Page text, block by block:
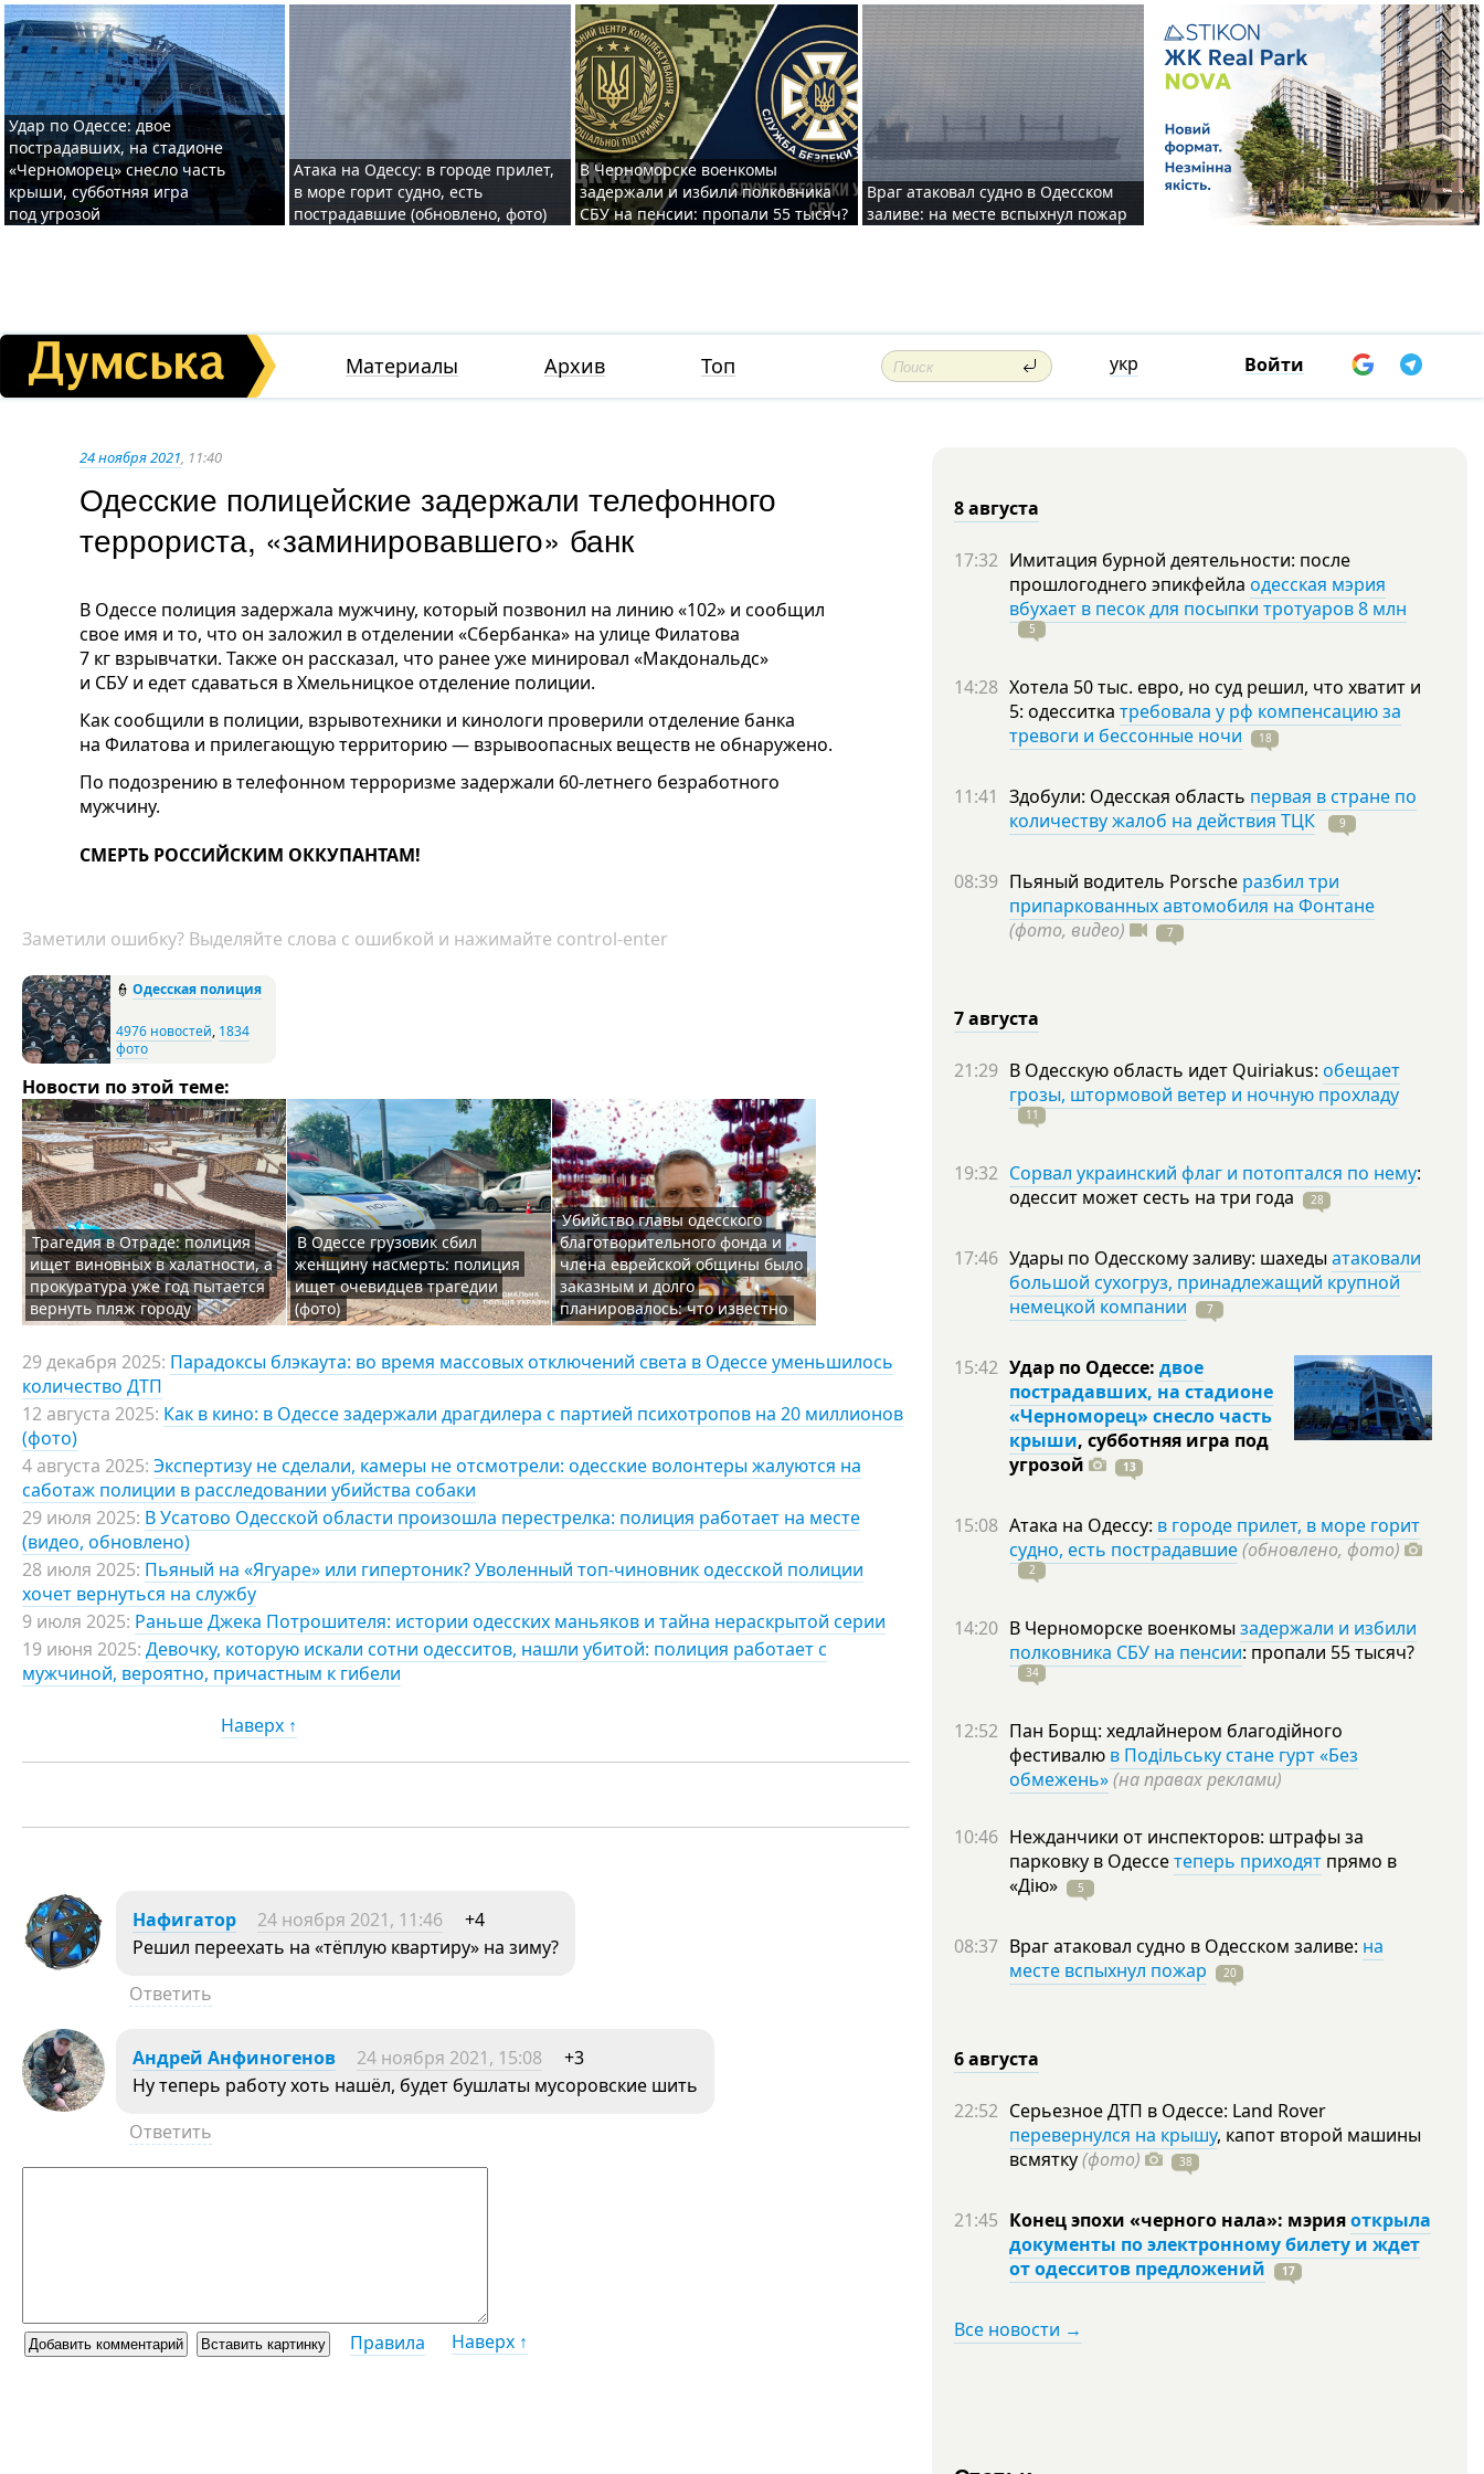
Удар по Одессе: двое
пострадавших, на стадионе
«Черноморец» снесло часть
крыши, субботняя игра
под угрозой
Атака на Одессу: в городе прилет,
в море горит судно, есть
пострадавшие (обновлено, фото)
В Черноморске военкомы
задержали и избили полковника
СБУ на пенсии: пропали 55 тысяч?
Враг атаковал судно в Одесском
заливе: на месте вспыхнул пожар
Материалы Архив Топ укр Войти
24 ноября 2021, 11:40
Одесские полицейские задержали телефонного
террориста, «заминировавшего» банк
В Одессе полиция задержала мужчину, который позвонил на линию «102» и сообщил
свое имя и то, что он заложил в отделении «Сбербанка» на улице Филатова
7 кг взрывчатки. Также он рассказал, что ранее уже минировал «Макдональдс»
и СБУ и едет сдаваться в Хмельницкое отделение полиции.
Как сообщили в полиции, взрывотехники и кинологи проверили отделение банка
на Филатова и прилегающую территорию — взрывоопасных веществ не обнаружено.
По подозрению в телефонном терроризме задержали 60-летнего безработного
мужчину.
СМЕРТЬ РОССИЙСКИМ ОККУПАНТАМ!
Заметили ошибку? Выделяйте слова с ошибкой и нажимайте control-enter
👮 Одесская полиция
4976 новостей, 1834
фото
Новости по этой теме:
Трагедия в Отраде: полиция
ищет виновных в халатности, а
прокуратура уже год пытается
вернуть пляж городу
В Одессе грузовик сбил
женщину насмерть: полиция
ищет очевидцев трагедии
(фото)
Убийство главы одесского
благотворительного фонда и
члена еврейской общины было
заказным и долго
планировалось: что известно
29 декабря 2025: Парадоксы блэкаута: во время массовых отключений света в Одессе уменьшилось
количество ДТП
12 августа 2025: Как в кино: в Одессе задержали драгдилера с партией психотропов на 20 миллионов
(фото)
4 августа 2025: Экспертизу не сделали, камеры не отсмотрели: одесские волонтеры жалуются на
саботаж полиции в расследовании убийства собаки
29 июля 2025: В Усатово Одесской области произошла перестрелка: полиция работает на месте
(видео, обновлено)
28 июля 2025: Пьяный на «Ягуаре» или гипертоник? Уволенный топ-чиновник одесской полиции
хочет вернуться на службу
9 июля 2025: Раньше Джека Потрошителя: истории одесских маньяков и тайна нераскрытой серии
19 июня 2025: Девочку, которую искали сотни одесситов, нашли убитой: полиция работает с
мужчиной, вероятно, причастным к гибели
Наверх ↑
Нафигатор 24 ноября 2021, 11:46
+4
Решил переехать на «тёплую квартиру» на зиму?
Ответить
Андрей Анфиногенов 24 ноября 2021, 15:08
+3
Ну теперь работу хоть нашёл, будет бушлаты мусоровские шить
Ответить
Правила Наверх ↑
8 августа
17:32 Имитация бурной деятельности: после
прошлогоднего эпикфейла одесская мэрия
вбухает в песок для посыпки тротуаров 8 млн
5
14:28 Хотела 50 тыс. евро, но суд решил, что хватит и
5: одесситка требовала у рф компенсацию за
тревоги и бессонные ночи
18
11:41 Здобули: Одесская область первая в стране по
количеству жалоб на действия ТЦК
9
08:39 Пьяный водитель Porsche разбил три
припаркованных автомобиля на Фонтане
(фото, видео)
7
7 августа
21:29 В Одесскую область идет Quiriakus: обещает
грозы, штормовой ветер и ночную прохладу
11
19:32 Сорвал украинский флаг и потоптался по нему:
одессит может сесть на три года 28
17:46 Удары по Одесскому заливу: шахеды атаковали
большой сухогруз, принадлежащий крупной
немецкой компании
7
15:42 Удар по Одессе: двое
пострадавших, на стадионе
«Черноморец» снесло часть
крыши, субботняя игра под
угрозой
13
15:08 Атака на Одессу: в городе прилет, в море горит
судно, есть пострадавшие(обновлено, фото)
2
14:20 В Черноморске военкомы задержали и избили
полковника СБУ на пенсии: пропали 55тысяч?
34
12:52 Пан Борщ: хедлайнером благодійного
фестивалю в Подільську стане гурт «Без
обмежень»(на правах реклами)
10:46 Нежданчики от инспекторов: штрафы за
парковку в Одессетеперь приходят прямо в
«Дію»
5
08:37 Враг атаковал судно в Одесском заливе: на
месте вспыхнул пожар
20
6 августа
22:52 Серьезное ДТП в Одессе: Land Rover
перевернулся на крышу, капот второй машины
всмятку(фото) 38
21:45 Конец эпохи «черного нала»: мэрияоткрыла
документы по электронному билету и ждет
от одесситов предложений
17
Все новости →